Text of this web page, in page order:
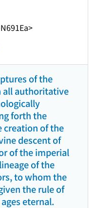
of the
all authoritative
forth the
creation of the
descent of
of the imperial
of the
to whom the
the rule of
eternal.